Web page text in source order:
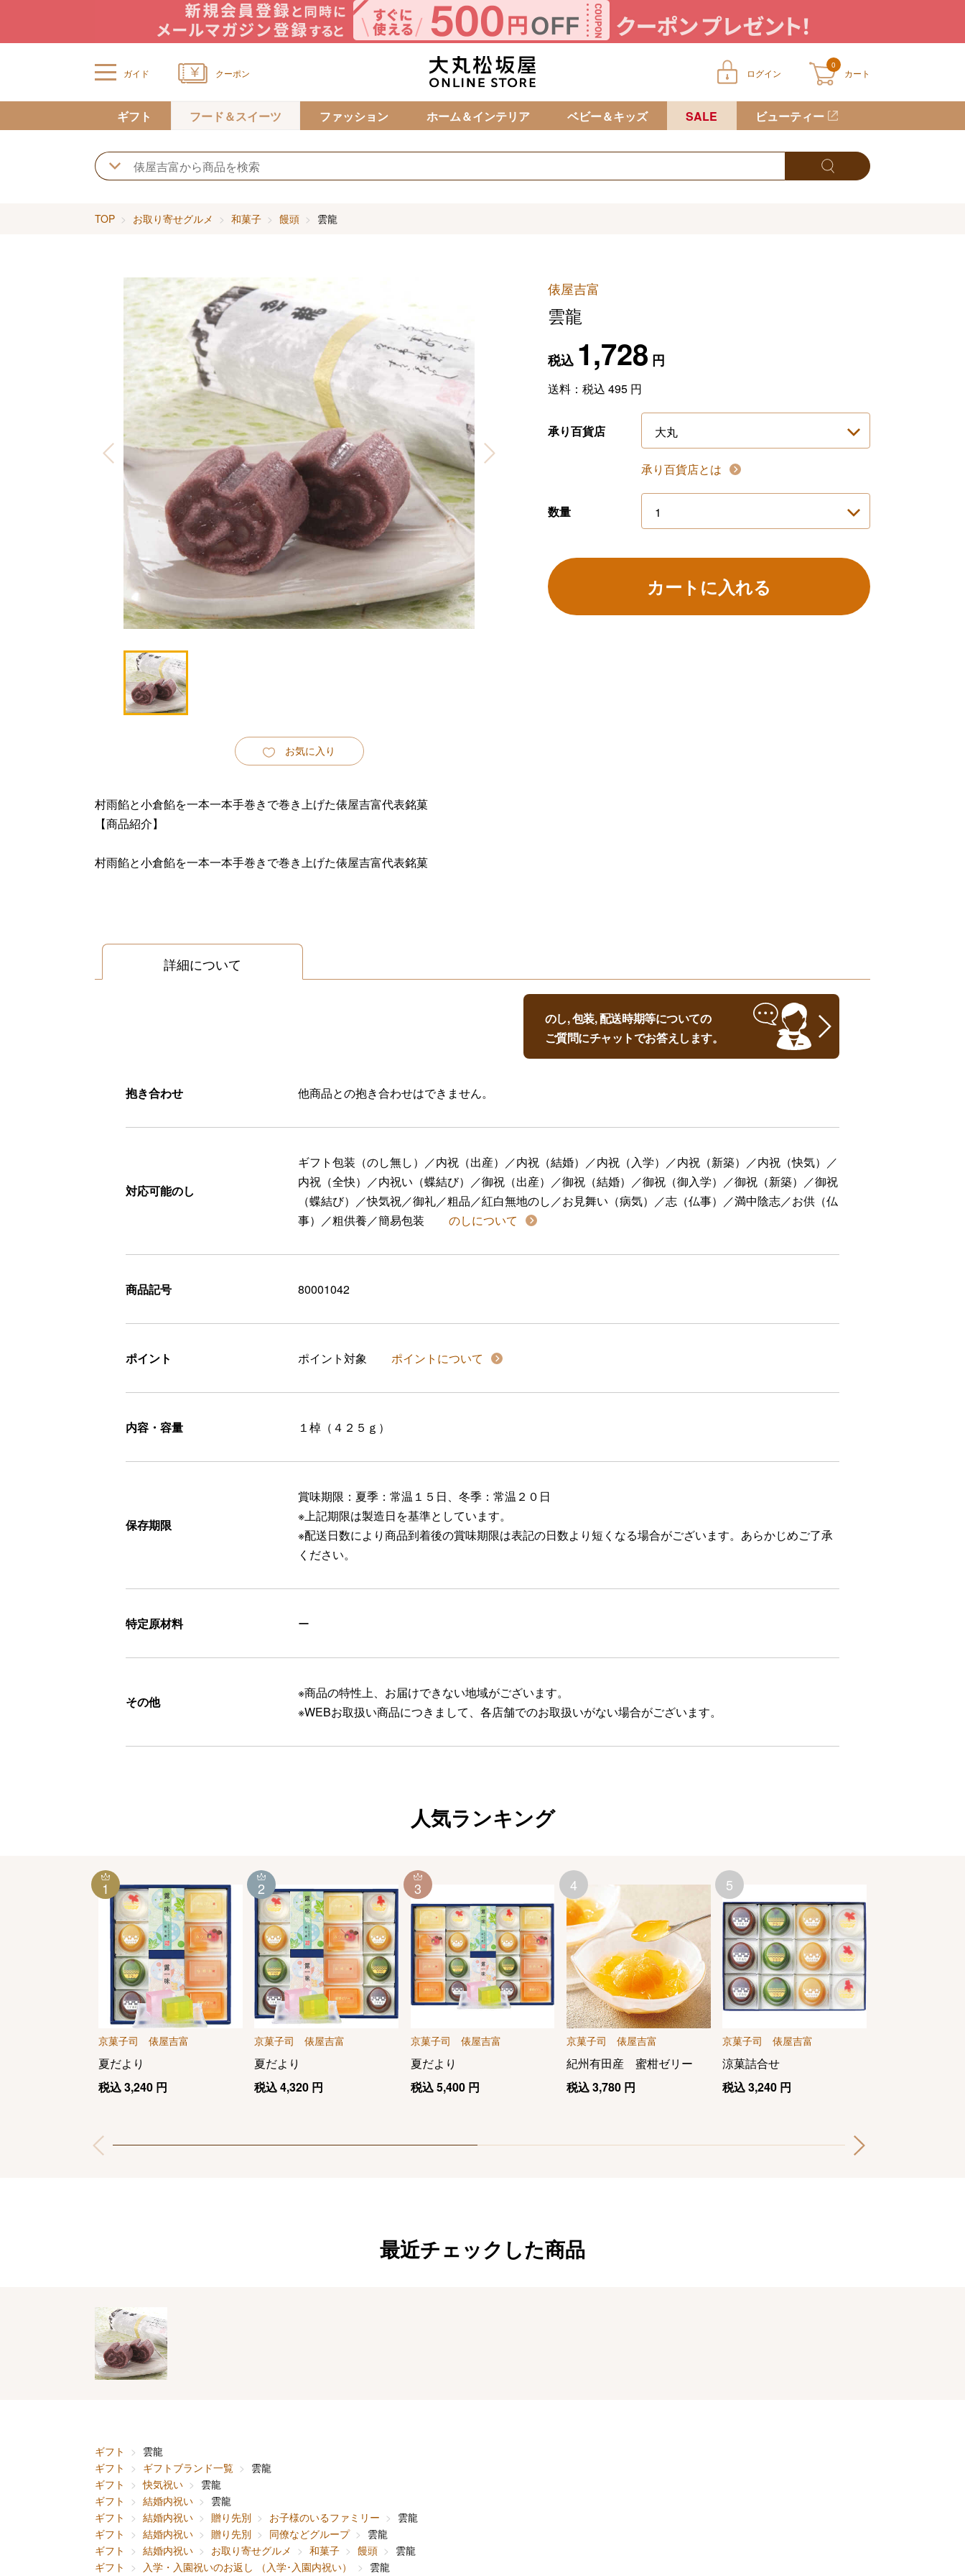
ガイド クーポン ログイン
0
カート
カートに商品が入っていません
ギフト フード＆スイーツ ファッション ホーム＆インテリア ベビー＆キッズ SALE ビューティー
TOP お取り寄せグルメ 和菓子 饅頭 雲龍
お気に入り
俵屋吉富
雲龍
税込 1,728 円
送料：税込 495円
承り百貨店
承り百貨店とは
数量
カートに入れる
村雨餡と小倉餡を一本一本手巻きで巻き上げた俵屋吉富代表銘菓
【商品紹介】
村雨餡と小倉餡を一本一本手巻きで巻き上げた俵屋吉富代表銘菓
詳細について
のし, 包装, 配送時期等についての
ご質問にチャットでお答えします。
抱き合わせ 他商品との抱き合わせはできません。
対応可能のし
ギフト包装（のし無し）／内祝（出産）／内祝（結婚）／内祝（入学）／内祝（新築）／内祝（快気）／
内祝（全快）／内祝い（蝶結び）／御祝（出産）／御祝（結婚）／御祝（御入学）／御祝（新築）／御祝
（蝶結び）／快気祝／御礼／粗品／紅白無地のし／お見舞い（病気）／志（仏事）／満中陰志／お供（仏
事）／粗供養／簡易包装
のしについて
商品記号 80001042
ポイント ポイント対象 ポイントについて
内容・容量 １棹（４２５ｇ）
保存期限
賞味期限：夏季：常温１５日、冬季：常温２０日
※上記期限は製造日を基準としています。
※配送日数により商品到着後の賞味期限は表記の日数より短くなる場合がございます。あらかじめご了承
ください。
特定原材料 ー
その他
※商品の特性上、お届けできない地域がございます。
※WEBお取扱い商品につきまして、各店舗でのお取扱いがない場合がございます。
人気ランキング
京菓子司 俵屋吉富
夏だより
税込3,240 円
1
京菓子司 俵屋吉富
夏だより
税込4,320 円
2
京菓子司 俵屋吉富
夏だより
税込5,400円
3
京菓子司 俵屋吉富
紀州有田産 蜜柑ゼリー
税込3,780 円
4
京菓子司 俵屋吉富
涼菓詰合せ
税込3,240 円
5
最近チェックした商品
ギフト
雲龍
ギフト
ギフトブランド一覧
雲龍
ギフト
快気祝い
雲龍
ギフト
結婚内祝い
雲龍
ギフト
結婚内祝い 贈り先別 お子様のいるファミリー
雲龍
ギフト
結婚内祝い 贈り先別 同僚などグループ
雲龍
ギフト
結婚内祝い お取り寄せグルメ 和菓子 饅頭
雲龍
ギフト
入学・入園祝いのお返し （入学･入園内祝い） 雲龍